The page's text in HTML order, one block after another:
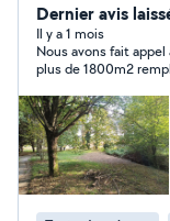
Dernier avis
Il y a 1 mois
Nous avons fait
plus de 1800m2
demi. Nous
nous le